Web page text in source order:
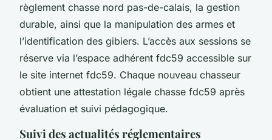
règlement chasse nord pas-de-calais, la gestion
durable, ainsi que la manipulation des armes et
l’identification des gibiers. L’accès aux sessions se
réserve via l’espace adhérent fdc59 accessible sur
le site internet fdc59. Chaque nouveau chasseur
obtient une attestation légale chasse fdc59 après
évaluation et suivi pédagogique.
Suivi des actualités réglementaires